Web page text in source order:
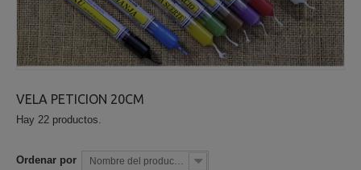
VELA PETICION 20CM
Hay 22 productos.
Ordenar por Nombre del producto: la A a la Z